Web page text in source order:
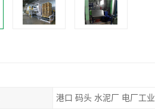
港口 码头 水泥厂 电厂工业